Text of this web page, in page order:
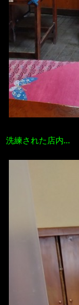
洗練された店内…